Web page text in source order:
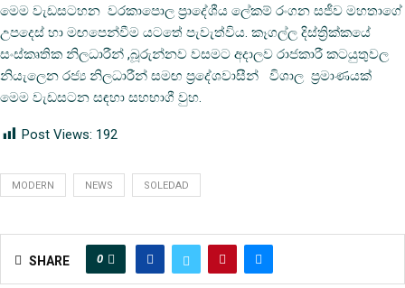
මෙම වැඩසටහන වරකාපොල ප්‍රාදේශීය ලේකම් රංගන සජීව මහතාගේ
උපදෙස් හා මඟපෙන්වීම යටතේ පැවැත්විය. කෑගල්ල දිස්ත්‍රික්කයේ
සංස්කෘතික නිලධාරීන් ,බූරුන්නව වසමට අදාලව රාජකාරී කටයුතුවල
නියැලෙන රජ්‍ය නිලධාරීන් සමඟ ප්‍රදේශවාසීන් විශාල ප්‍රමාණයක්
මෙම වැඩසටන සඳහා සහභාගී වුහ.
Post Views: 192
MODERN NEWS SOLEDAD
SHARE 0